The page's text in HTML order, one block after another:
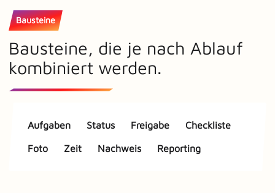
Bausteine
Bausteine, die je nach Ablauf
kombiniert werden.
Aufgaben Status Freigabe Checkliste
Foto Zeit Nachweis Reporting